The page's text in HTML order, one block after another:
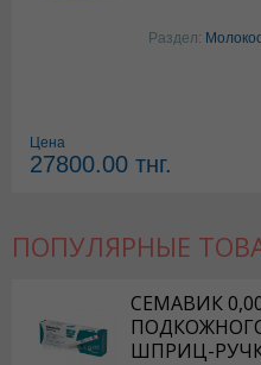
Раздел:
Цена
27800.00 тнг.
ПОПУЛЯРНЫЕ
СЕМАВИК
ШПРИЦ-